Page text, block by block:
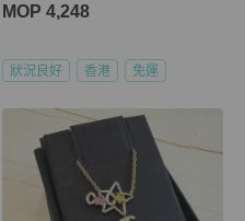
MOP 4,248
狀況良好 香港 免運